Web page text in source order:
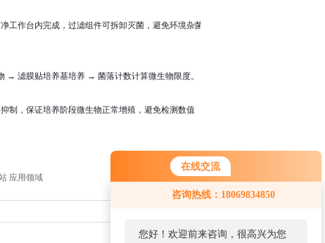
在线交流
咨询热线：18069834850
您好！欢迎前来咨询，很高兴为您
作台内完成，过滤组件可拆卸灭菌，避免环境杂菌污染样品，保证检测结果真
滤膜贴培养基培养 → 菌落计数计算微生物限度。
制，保证培养阶段微生物正常增殖，避免检测数值
应用领域